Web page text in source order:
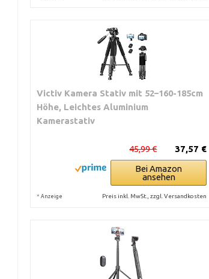
Victiv Kamera Stativ mit 52–160-185cm
Höhe, Leichtes Aluminium
Kamerastativ
37,57 €
45,99 €
Bei Amazon
ansehen
* Anzeige Preis inkl. MwSt., zzgl. Versandkosten